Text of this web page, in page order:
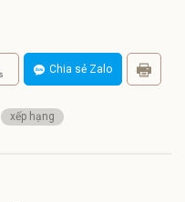
Chia sẻ Zalo
xếp hạng